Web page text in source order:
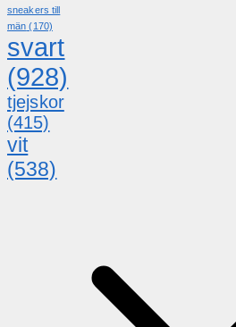
sneakers till
män (170)
svart
(928)
tjejskor
(415)
vit
(538)